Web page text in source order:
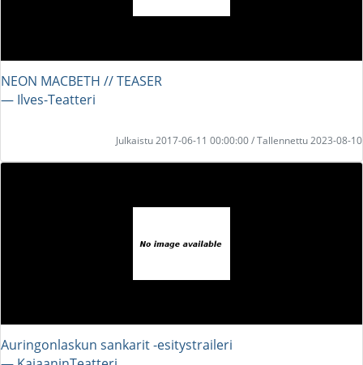
NEON MACBETH // TEASER
― Ilves-Teatteri
Julkaistu 2017-06-11 00:00:00 / Tallennettu 2023-08-10
Auringonlaskun sankarit -esitystraileri